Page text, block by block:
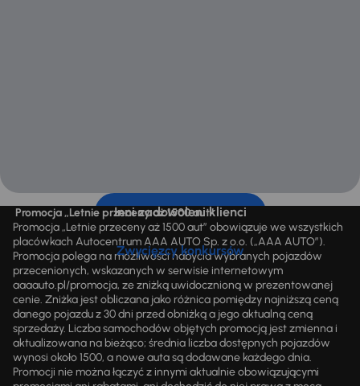
Inni zadowoleni klienci
Zwycięzcy konkursów
Promocja „Letnie przeceny aż 1500 aut”
Promocja „Letnie przeceny aż 1500 aut” obowiązuje we wszystkich
placówkach Autocentrum AAA AUTO Sp. z o.o. („AAA AUTO”).
Promocja polega na możliwości nabycia wybranych pojazdów
przecenionych, wskazanych w serwisie internetowym
aaaauto.pl/promocja, ze zniżką uwidocznioną w prezentowanej
cenie. Zniżka jest obliczana jako różnica pomiędzy najniższą ceną
danego pojazdu z 30 dni przed obniżką a jego aktualną ceną
sprzedaży. Liczba samochodów objętych promocją jest zmienna i
aktualizowana na bieżąco; średnia liczba dostępnych pojazdów
wynosi około 1500, a nowe auta są dodawane każdego dnia.
Promocji nie można łączyć z innymi aktualnie obowiązującymi